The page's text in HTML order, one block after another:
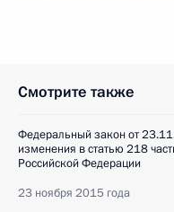
Смотрите также
Федеральный закон от
изменения в статью 218
Российской Федерации
23 ноября 2015 года